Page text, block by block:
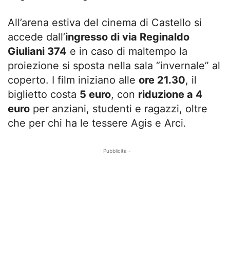
All’arena estiva del cinema di Castello si
accede dall’ingresso di via Reginaldo
Giuliani 374 e in caso di maltempo la
proiezione si sposta nella sala “invernale” al
coperto. I film iniziano alle ore 21.30, il
biglietto costa 5 euro, con riduzione a 4
euro per anziani, studenti e ragazzi, oltre
che per chi ha le tessere Agis e Arci.
- Pubblicità -